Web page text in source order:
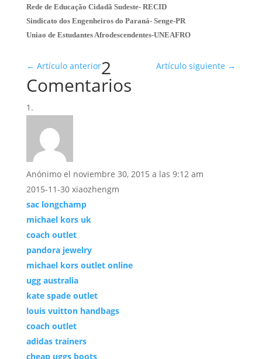
Rede de Educação Cidadã Sudeste- RECID
Sindicato dos Engenheiros do Paraná- Senge-PR
Uniao de Estudantes Afrodescendentes-UNEAFRO
← Artículo anterior Artículo siguiente →
2
Comentarios
Anónimo el noviembre 30, 2015 a las 9:12 am
2015-11-30 xiaozhengm
sac longchamp
michael kors uk
coach outlet
pandora jewelry
michael kors outlet online
ugg australia
kate spade outlet
louis vuitton handbags
coach outlet
adidas trainers
cheap uggs boots